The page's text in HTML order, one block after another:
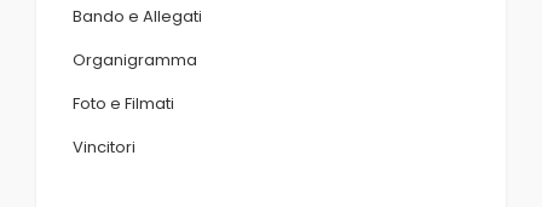
Bando e Allegati
Organigramma
Foto e Filmati
Vincitori